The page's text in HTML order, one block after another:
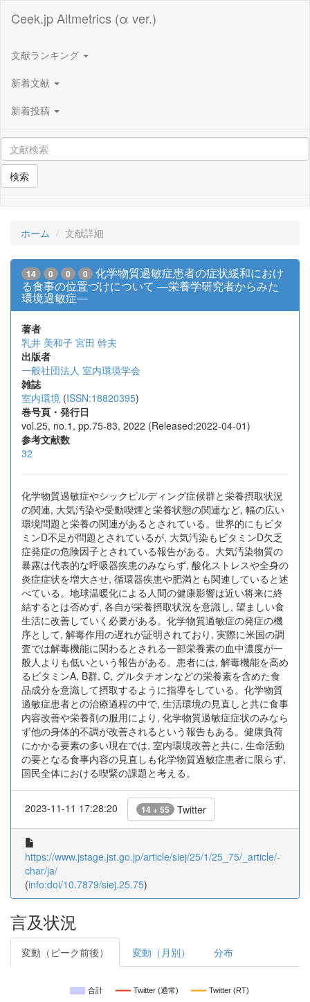
Ceek.jp Altmetrics (α ver.)
文献ランキング
新着文献
新着投稿
検索
ホーム 文献詳細
14 0 0 0
化学物質過敏症患者の症状緩和におけ
る食事の位置づけについて ―栄養学研究者からみた
環境過敏症―
著者
乳井 美和子 宮田 幹夫
出版者
一般社団法人 室内環境学会
雑誌
室内環境 (ISSN:18820395)
巻号頁・発行日
vol.25, no.1, pp.75-83, 2022 (Released:2022-04-01)
参考文献数
32
化学物質過敏症やシックビルディング症候群と栄養摂取状況
の関連, 大気汚染や受動喫煙と栄養状態の関連など, 幅の広い
環境問題と栄養の関連があるとされている。世界的にもビタ
ミンD不足が問題とされているが, 大気汚染もビタミンD欠乏
症発症の危険因子とされている報告がある。大気汚染物質の
暴露は代表的な呼吸器疾患のみならず, 酸化ストレスや全身の
炎症症状を増大させ, 循環器疾患や肥満とも関連していると述
べている。地球温暖化による人間の健康影響は近い将来に終
結するとは否めず, 各自が栄養摂取状況を意識し, 望ましい食
生活に改善していく必要がある。化学物質過敏症の発症の機
序として, 解毒作用の遅れが証明されており, 実際に米国の調
査では解毒機能に関わるとされる一部栄養素の血中濃度が一
般人よりも低いという報告がある。患者には, 解毒機能を高め
るビタミンA, B群, C, グルタチオンなどの栄養素を含めた食
品成分を意識して摂取するように指導をしている。化学物質
過敏症患者との治療過程の中で, 生活環境の見直しと共に食事
内容改善や栄養剤の服用により, 化学物質過敏症症状のみなら
ず他の身体的不調が改善されるという報告もある。健康負荷
にかかる要素の多い現在では, 室内環境改善と共に, 生命活動
の要となる食事内容の見直しも化学物質過敏症患者に限らず,
国民全体における喫緊の課題と考える。
2023-11-11 17:28:20 14 + 55 Twitter
https://www.jstage.jst.go.jp/article/siej/25/1/25_75/_article/-
char/ja/
(info:doi/10.7879/siej.25.75)
言及状況
変動（ピーク前後） 変動（月別） 分布
合計 Twitter (通常) Twitter (RT)